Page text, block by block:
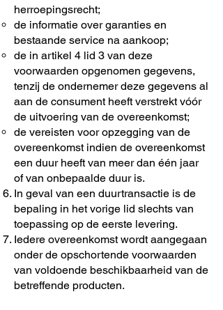
herroepingsrecht;
de informatie over garanties en
bestaande service na aankoop;
de in artikel 4 lid 3 van deze
voorwaarden opgenomen gegevens,
tenzij de ondernemer deze gegevens al
aan de consument heeft verstrekt vóór
de uitvoering van de overeenkomst;
de vereisten voor opzegging van de
overeenkomst indien de overeenkomst
een duur heeft van meer dan één jaar
of van onbepaalde duur is.
In geval van een duurtransactie is de
bepaling in het vorige lid slechts van
toepassing op de eerste levering.
Iedere overeenkomst wordt aangegaan
onder de opschortende voorwaarden
van voldoende beschikbaarheid van de
betreffende producten.